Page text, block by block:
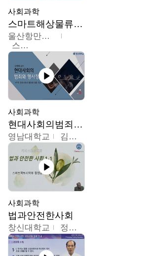
사회과학
스마트해상물류관리사 교육과정2
울산항만공사
스마트해상물류관리사 교육위원회
사회과학
현대사회의범죄와형사정책
영남대학교 김혜정
사회과학
법과안전한사회
창신대학교 정연균